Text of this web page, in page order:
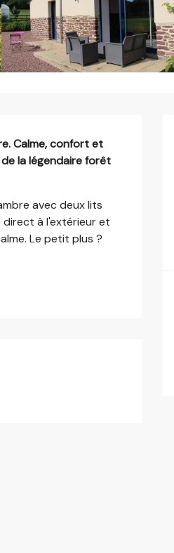
Calme, confort et
la légendaire forêt
avec deux lits
direct à l'extérieur et
Le petit plus ?